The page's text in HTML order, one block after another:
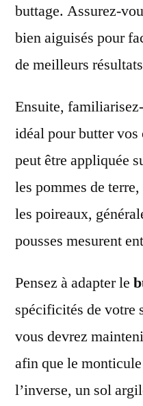
buttage. Assurez-
bien aiguisés pour
de meilleurs
Ensuite,
idéal pour butter
peut être appliquée
les pommes de
les poireaux,
pousses mesurent
Pensez à adapter le
spécificités de votre
vous devrez
afin que le
l’inverse, un sol